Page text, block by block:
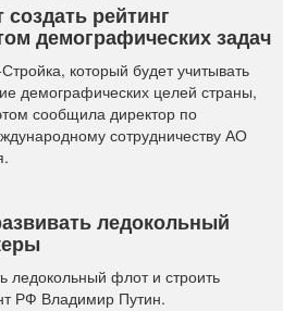
рейтинг
демографических задач
который будет учитывать
демографических целей страны,
сообщила директор по
сотрудничеству АО
ледокольный
ледокольный флот и строить
РФ Владимир Путин.